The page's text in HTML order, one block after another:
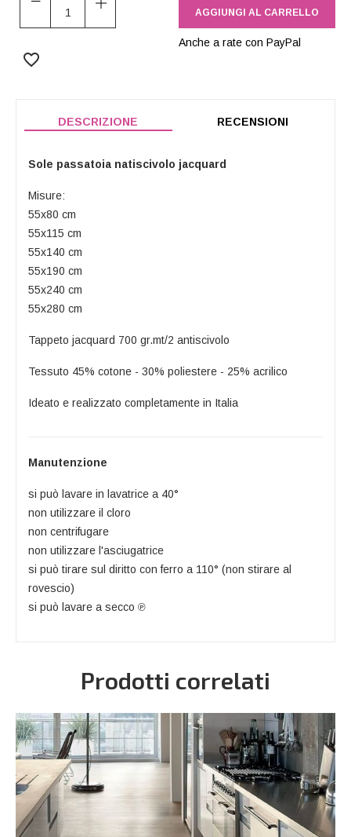
Anche a rate con PayPal
AGGIUNGI AL CARRELLO
favorite_border
DESCRIZIONE RECENSIONI
Sole passatoia natiscivolo jacquard
Misure:
55x80 cm
55x115 cm
55x140 cm
55x190 cm
55x240 cm
55x280 cm
Tappeto jacquard 700 gr.mt/2 antiscivolo
Tessuto 45% cotone - 30% poliestere - 25% acrilico
Ideato e realizzato completamente in Italia
Manutenzione
si può lavare in lavatrice a 40°
non utilizzare il cloro
non centrifugare
non utilizzare l'asciugatrice
si può tirare sul diritto con ferro a 110° (non stirare al
rovescio)
si può lavare a secco ℗
Prodotti correlati